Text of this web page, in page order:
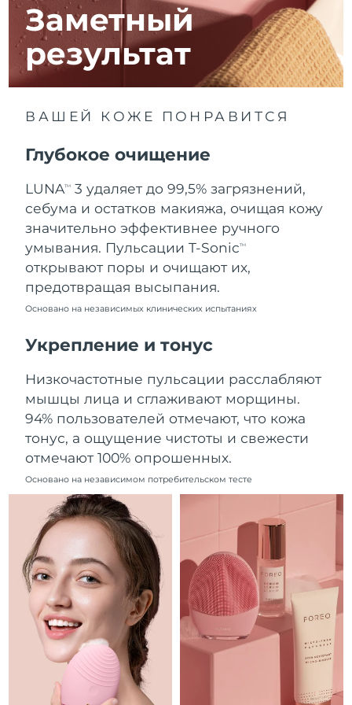
Заметный
результат
ВАШЕЙ КОЖЕ ПОНРАВИТСЯ
Глубокое очищение
LUNATM
3 удаляет до 99,5% загрязнений,
себума и остатков макияжа, очищая кожу
значительно эффективнее ручного
умывания. Пульсации T-SonicTM
открывают поры и очищают их,
предотвращая высыпания.
Основано на независимых клинических испытаниях
Укрепление и тонус
Низкочастотные пульсации расслабляют
мышцы лица и сглаживают морщины.
94% пользователей отмечают, что кожа
тонус, а ощущение чистоты и свежести
отмечают 100% опрошенных.
Основано на независимом потребительском тесте
Израиль
Ожидаемая дата доставки
8/12/26
Италия
Ожидаемая дата доставки
Джерси
8/13/26
Казахстан
Ожидаемая дата доставки
Кувейт
Ожидаемая дата доставки
Ливан
8/9/26
Литва
Ожидаемая дата доставки
8/8/26
Люксембург
Ожидаемая дата доставки
Макао (САР)
Ожидаемая дата доставки
Малайзия
Ожидаемая дата доставки
Мальта
Ожидаемая дата доставки
8/8/26
Мексика
Ожидаемая дата доставки
8/12/26
Ожидаемая дата доставки